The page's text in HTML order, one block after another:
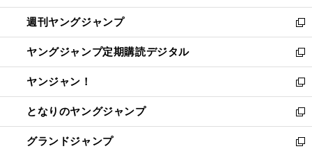
開
く
ウ
で
開
く
ン
ド
ウ
で
開
く
ウ
ィ
ン
ド
ウ
で
開
く
週刊ヤングジャンプ
新
し
い
ウ
ィ
ン
ド
ウ
で
ヤングジャンプ定期購読デジタル
新
し
い
ウ
ィ
ン
ド
ヤンジャン！
新
し
い
ウ
ィ
となりのヤングジャンプ
新
し
い
グランドジャンプ
新